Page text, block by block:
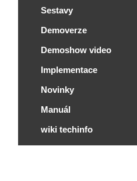
Sestavy
Demoverze
Demoshow video
Implementace
Novinky
Manuál
wiki techinfo